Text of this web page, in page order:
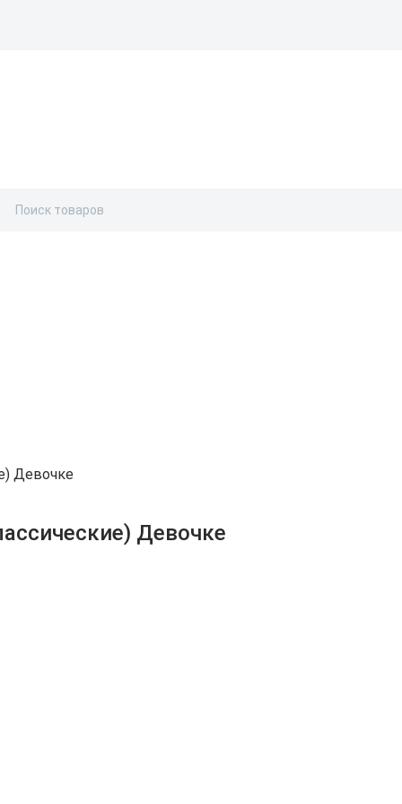
Девочке
(классические) Девочке